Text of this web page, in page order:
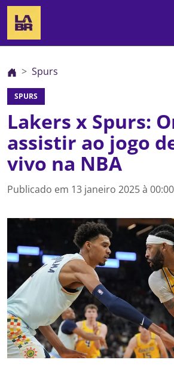
Spurs
SPURS
Lakers x Spurs:
assistir ao jogo
vivo na NBA
Publicado em 13 janeiro 2025 à 00:00